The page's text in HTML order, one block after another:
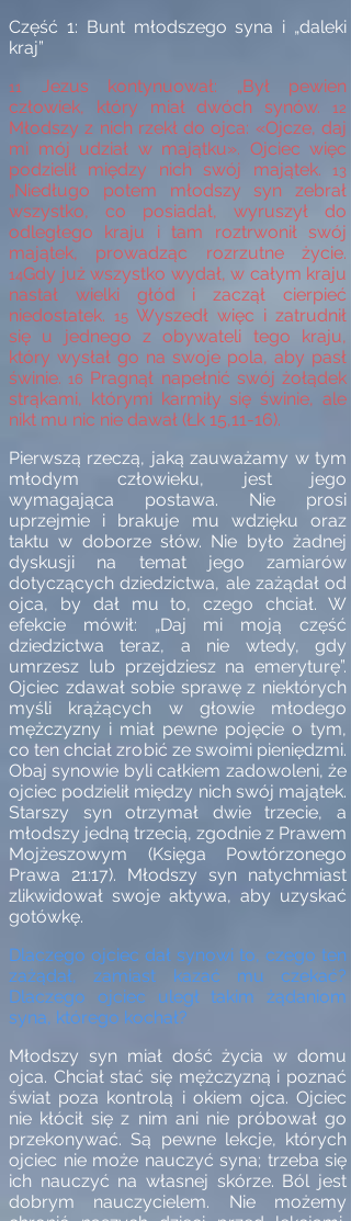
Część 1: Bunt młodszego syna i „daleki
kraj”
11
Jezus kontynuował: „Był pewien
człowiek, który miał dwóch synów. 12
Młodszy z nich rzekł do ojca: «Ojcze, daj
mi mój udział w majątku». Ojciec więc
podzielił między nich swój majątek. 13
„Niedługo potem młodszy syn zebrał
wszystko, co posiadał, wyruszył do
odległego kraju i tam roztrwonił swój
majątek, prowadząc rozrzutne życie.
14Gdy już wszystko wydał, w całym kraju
nastał wielki głód i zaczął cierpieć
niedostatek. 15 Wyszedł więc i zatrudnił
się u jednego z obywateli tego kraju,
który wysłał go na swoje pola, aby pasł
świnie.16 Pragnął napełnić swój żołądek
strąkami, którymi karmiły się świnie, ale
nikt mu nic nie dawał (Łk 15,11-16).
Pierwszą rzeczą, jaką zauważamy w tym
młodym człowieku, jest jego
wymagająca postawa. Nie prosi
uprzejmie i brakuje mu wdzięku oraz
taktu w doborze słów. Nie było żadnej
dyskusji na temat jego zamiarów
dotyczących dziedzictwa, ale zażądał od
ojca, by dał mu to, czego chciał. W
efekcie mówił: „Daj mi moją część
dziedzictwa teraz, a nie wtedy, gdy
umrzesz lub przejdziesz na emeryturę”.
Ojciec zdawał sobie sprawę z niektórych
myśli krążących w głowie młodego
mężczyzny i miał pewne pojęcie o tym,
co ten chciał zrobić ze swoimi pieniędzmi.
Obaj synowie byli całkiem zadowoleni, że
ojciec podzielił między nich swój majątek.
Starszy syn otrzymał dwie trzecie, a
młodszy jedną trzecią, zgodnie z Prawem
Mojżeszowym (Księga Powtórzonego
Prawa 21:17). Młodszy syn natychmiast
zlikwidował swoje aktywa, aby uzyskać
gotówkę.
Dlaczego ojciec dał synowi to, czego ten
zażądał, zamiast kazać mu czekać?
Dlaczego ojciec uległ takim żądaniom
syna, którego kochał?
Młodszy syn miał dość życia w domu
ojca. Chciał stać się mężczyzną i poznać
świat poza kontrolą i okiem ojca. Ojciec
nie kłócił się z nim ani nie próbował go
przekonywać. Są pewne lekcje, których
ojciec nie może nauczyć syna; trzeba się
ich nauczyć na własnej skórze. Ból jest
dobrym nauczycielem. Nie możemy